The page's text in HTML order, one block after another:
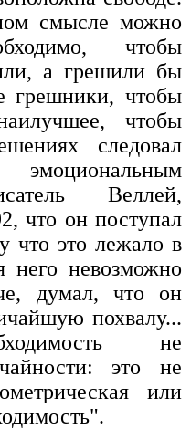
смысле можно
чтобы
а грешили бы
грешники, чтобы
чтобы
следовал
Веллей,
что он поступал
что это лежало в
него невозможно
думал, что он
похвалу...
не
это не
или